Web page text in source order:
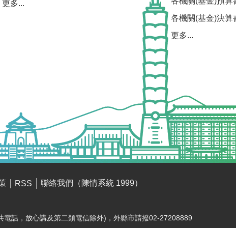
更多...
各機關(基金)決算
更多...
RSS 聯絡我們（陳情系統 1999）
話，放心講及第二類電信除外)，外縣市請撥02-27208889